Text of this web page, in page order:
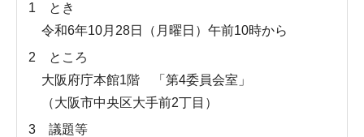
1 とき
令和6年10月28日（月曜日）午前10時から
2 ところ
大阪府庁本館1階 「第4委員会室」
（大阪市中央区大手前2丁目）
3 議題等